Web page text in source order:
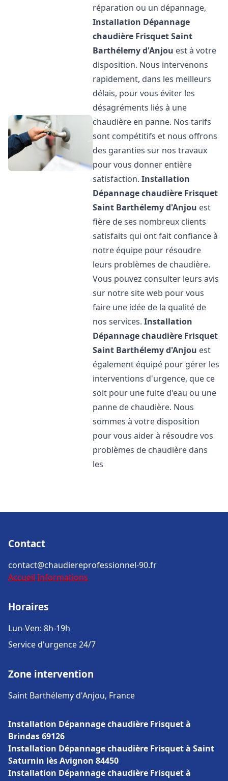
réparation ou un dépannage,
Installation Dépannage
chaudière FrisquetSaint
Barthélemy d'Anjou est à votre
disposition. Nous intervenons
rapidement, dans les meilleurs
délais, pour vous éviter les
désagréments liés à une
chaudière en panne. Nos tarifs
sont compétitifs et nous offrons
des garanties sur nos travaux
pour vous donner entière
satisfaction.Installation
Dépannage chaudière Frisquet
Saint Barthélemy d'Anjou est
fière de ses nombreux clients
satisfaits qui ont fait confiance à
notre équipe pour résoudre
leurs problèmes de chaudière.
Vous pouvez consulter leurs avis
sur notre site web pour vous
faire une idée de la qualité de
nos services.Installation
Dépannage chaudière Frisquet
Saint Barthélemy d'Anjou est
également équipé pour gérer les
interventions d'urgence, que ce
soit pour une fuite d'eau ou une
panne de chaudière. Nous
sommes à votre disposition
pour vous aider à résoudre vos
problèmes de chaudière dans
les
Contact
contact@chaudiereprofessionnel-90.fr
Accueil Informations
Horaires
Lun-Ven: 8h-19h
Service d'urgence 24/7
Zone intervention
Saint Barthélemy d'Anjou, France
Installation Dépannage chaudière Frisquet à
Brindas 69126
Installation Dépannage chaudière Frisquet à Saint
Saturnin lès Avignon 84450
Installation Dépannage chaudière Frisquet à